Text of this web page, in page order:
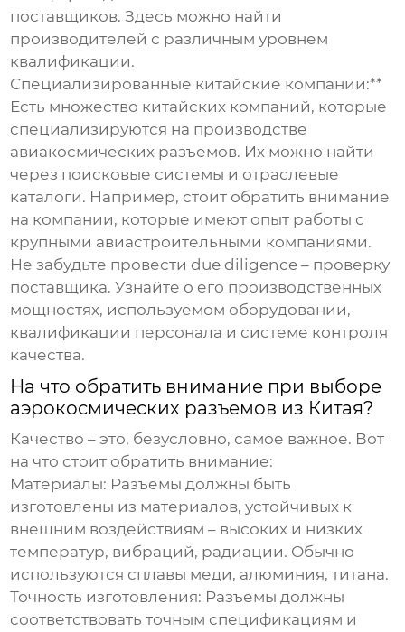
поставщиков. Здесь можно найти
производителей с различным уровнем
квалификации.
Специализированные китайские компании:**
Есть множество китайских компаний, которые
специализируются на производстве
авиакосмических разъемов. Их можно найти
через поисковые системы и отраслевые
каталоги. Например, стоит обратить внимание
на компании, которые имеют опыт работы с
крупными авиастроительными компаниями.
Не забудьте провести due diligence – проверку
поставщика. Узнайте о его производственных
мощностях, используемом оборудовании,
квалификации персонала и системе контроля
качества.
На что обратить внимание при выборе
аэрокосмических разъемов из Китая?
Качество – это, безусловно, самое важное. Вот
на что стоит обратить внимание:
Материалы: Разъемы должны быть
изготовлены из материалов, устойчивых к
внешним воздействиям – высоких и низких
температур, вибраций, радиации. Обычно
используются сплавы меди, алюминия, титана.
Точность изготовления: Разъемы должны
соответствовать точным спецификациям и